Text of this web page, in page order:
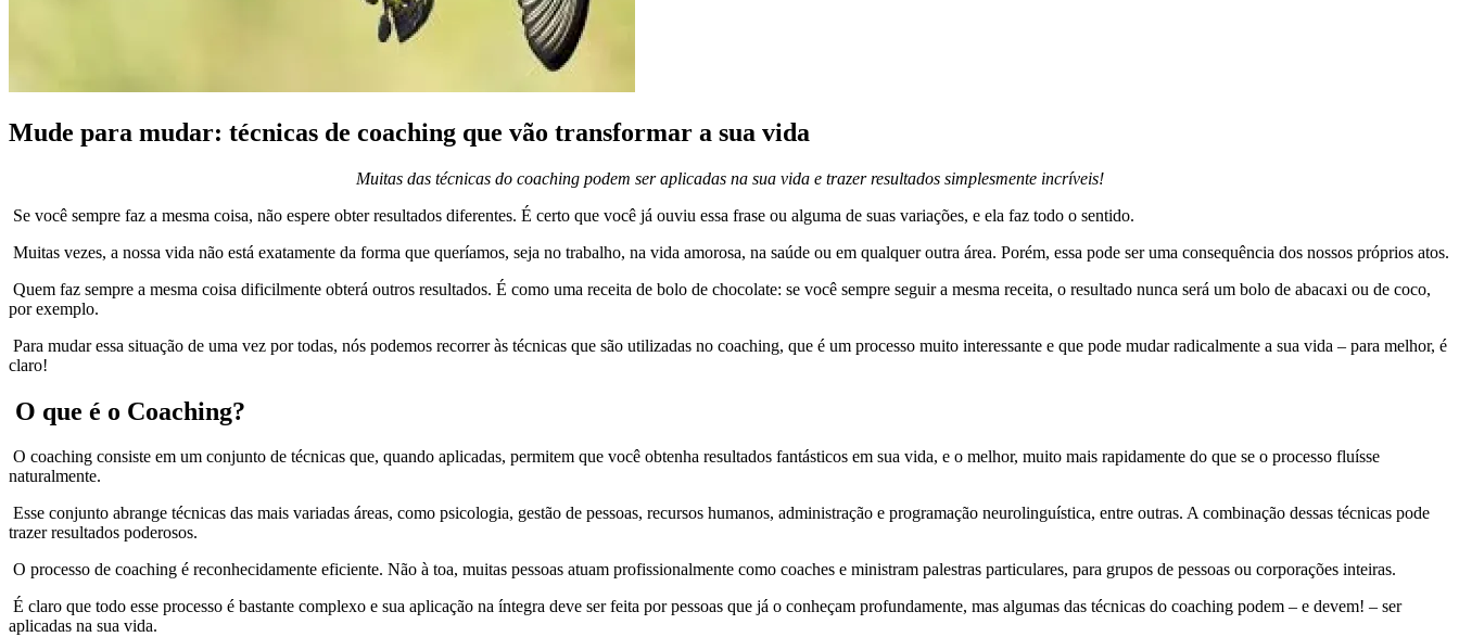
Mude para mudar: técnicas de coaching que vão transformar a sua vida
Muitas das técnicas do coaching podem ser aplicadas na sua vida e trazer resultados simplesmente incríveis!
Se você sempre faz a mesma coisa, não espere obter resultados diferentes. É certo que você já ouviu essa frase ou alguma de suas variações, e ela faz todo o sentido.
Muitas vezes, a nossa vida não está exatamente da forma que queríamos, seja no trabalho, na vida amorosa, na saúde ou em qualquer outra área. Porém, essa pode ser uma consequência dos nossos próprios atos.
Quem faz sempre a mesma coisa dificilmente obterá outros resultados. É como uma receita de bolo de chocolate: se você sempre seguir a mesma receita, o resultado nunca será um bolo de abacaxi ou de coco,
por exemplo.
Para mudar essa situação de uma vez por todas, nós podemos recorrer às técnicas que são utilizadas no coaching, que é um processo muito interessante e que pode mudar radicalmente a sua vida – para melhor, é
claro!
O que é o Coaching?
O coaching consiste em um conjunto de técnicas que, quando aplicadas, permitem que você obtenha resultados fantásticos em sua vida, e o melhor, muito mais rapidamente do que se o processo fluísse
naturalmente.
Esse conjunto abrange técnicas das mais variadas áreas, como psicologia, gestão de pessoas, recursos humanos, administração e programação neurolinguística, entre outras. A combinação dessas técnicas pode
trazer resultados poderosos.
O processo de coaching é reconhecidamente eficiente. Não à toa, muitas pessoas atuam profissionalmente como coaches e ministram palestras particulares, para grupos de pessoas ou corporações inteiras.
É claro que todo esse processo é bastante complexo e sua aplicação na íntegra deve ser feita por pessoas que já o conheçam profundamente, mas algumas das técnicas do coaching podem – e devem! – ser
aplicadas na sua vida.